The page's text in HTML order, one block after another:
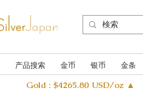
产品搜索 金币 银币 金条
Gold : $4265.80 USD/oz ▲